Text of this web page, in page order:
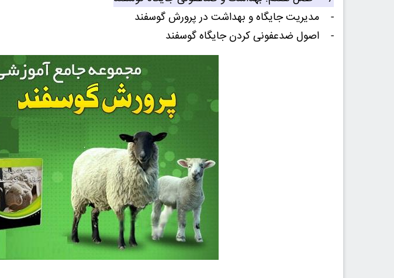
- مدیریت جایگاه و بهداشت در پرورش گوسفند
- اصول ضدعفونی کردن جایگاه گوسفند